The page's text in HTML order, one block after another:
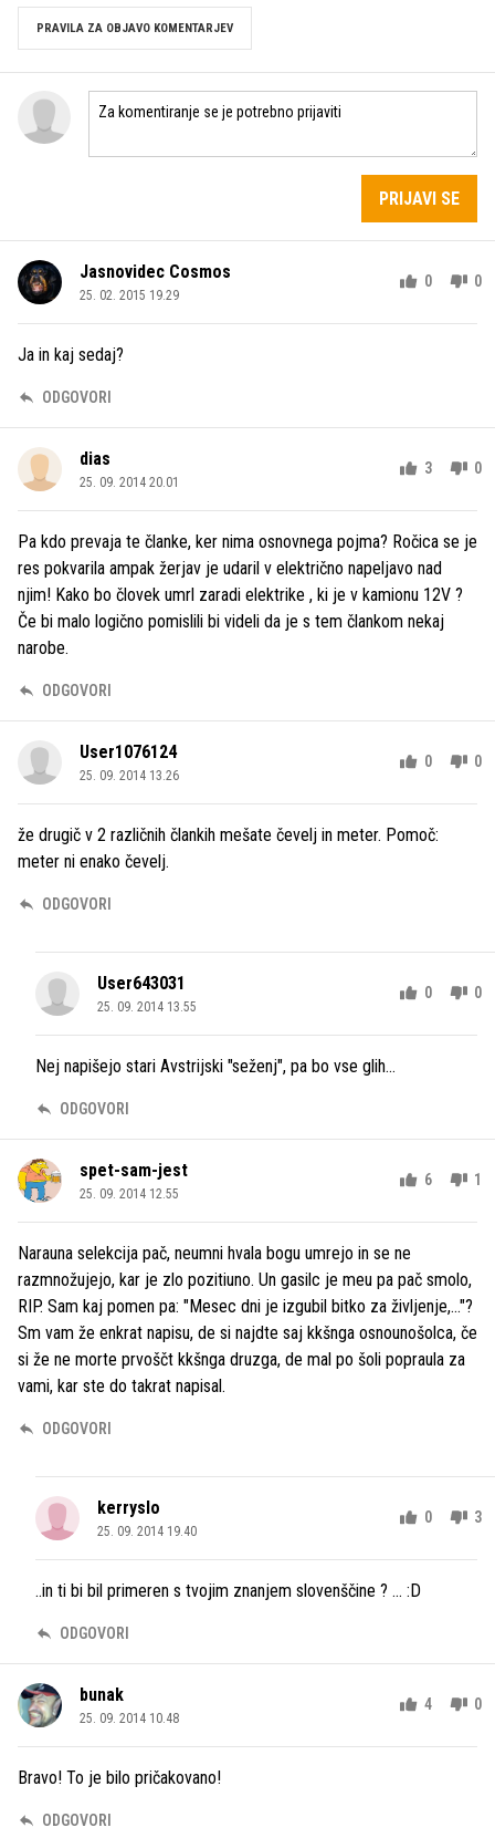
PRAVILA ZA OBJAVO KOMENTARJEV
PRIJAVI SE
Jasnovidec Cosmos
25. 02. 2015 19.29
0 0
Ja in kaj sedaj?
ODGOVORI
dias
25. 09. 2014 20.01
3 0
Pa kdo prevaja te članke, ker nima osnovnega pojma? Ročica se je
res pokvarila ampak žerjav je udaril v električno napeljavo nad
njim! Kako bo človek umrl zaradi elektrike , ki je v kamionu 12V ?
Če bi malo logično pomislili bi videli da je s tem člankom nekaj
narobe.
ODGOVORI
User1076124
25. 09. 2014 13.26
0 0
že drugič v 2 različnih člankih mešate čevelj in meter. Pomoč:
meter ni enako čevelj.
ODGOVORI
User643031
25. 09. 2014 13.55
0 0
Nej napišejo stari Avstrijski "seženj", pa bo vse glih...
ODGOVORI
spet-sam-jest
25. 09. 2014 12.55
6 1
Narauna selekcija pač, neumni hvala bogu umrejo in se ne
razmnožujejo, kar je zlo pozitiuno. Un gasilc je meu pa pač smolo,
RIP. Sam kaj pomen pa: "Mesec dni je izgubil bitko za življenje,..."?
Sm vam že enkrat napisu, de si najdte saj kkšnga osnounošolca, če
si že ne morte prvoščt kkšnga druzga, de mal po šoli popraula za
vami, kar ste do takrat napisal.
ODGOVORI
kerryslo
25. 09. 2014 19.40
0 3
..in ti bi bil primeren s tvojim znanjem slovenščine ? ... :D
ODGOVORI
bunak
25. 09. 2014 10.48
4 0
Bravo! To je bilo pričakovano!
ODGOVORI